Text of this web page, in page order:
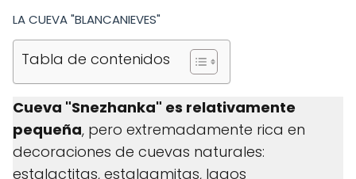
LA CUEVA "BLANCANIEVES"
Tabla de contenidos
Cueva "Snezhanka" es relativamente
pequeña, pero extremadamente rica en
decoraciones de cuevas naturales:
estalactitas, estalagmitas, lagos